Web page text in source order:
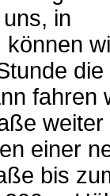
in
können
die
fahren
weiter
einer
bis